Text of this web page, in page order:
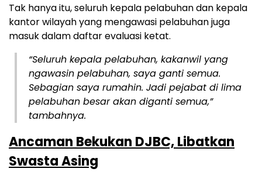
Tak hanya itu, seluruh kepala pelabuhan dan kepala
kantor wilayah yang mengawasi pelabuhan juga
masuk dalam daftar evaluasi ketat.
“Seluruh kepala pelabuhan, kakanwil yang
ngawasin pelabuhan, saya ganti semua.
Sebagian saya rumahin. Jadi pejabat di lima
pelabuhan besar akan diganti semua,”
tambahnya.
Ancaman Bekukan DJBC, Libatkan
Swasta Asing